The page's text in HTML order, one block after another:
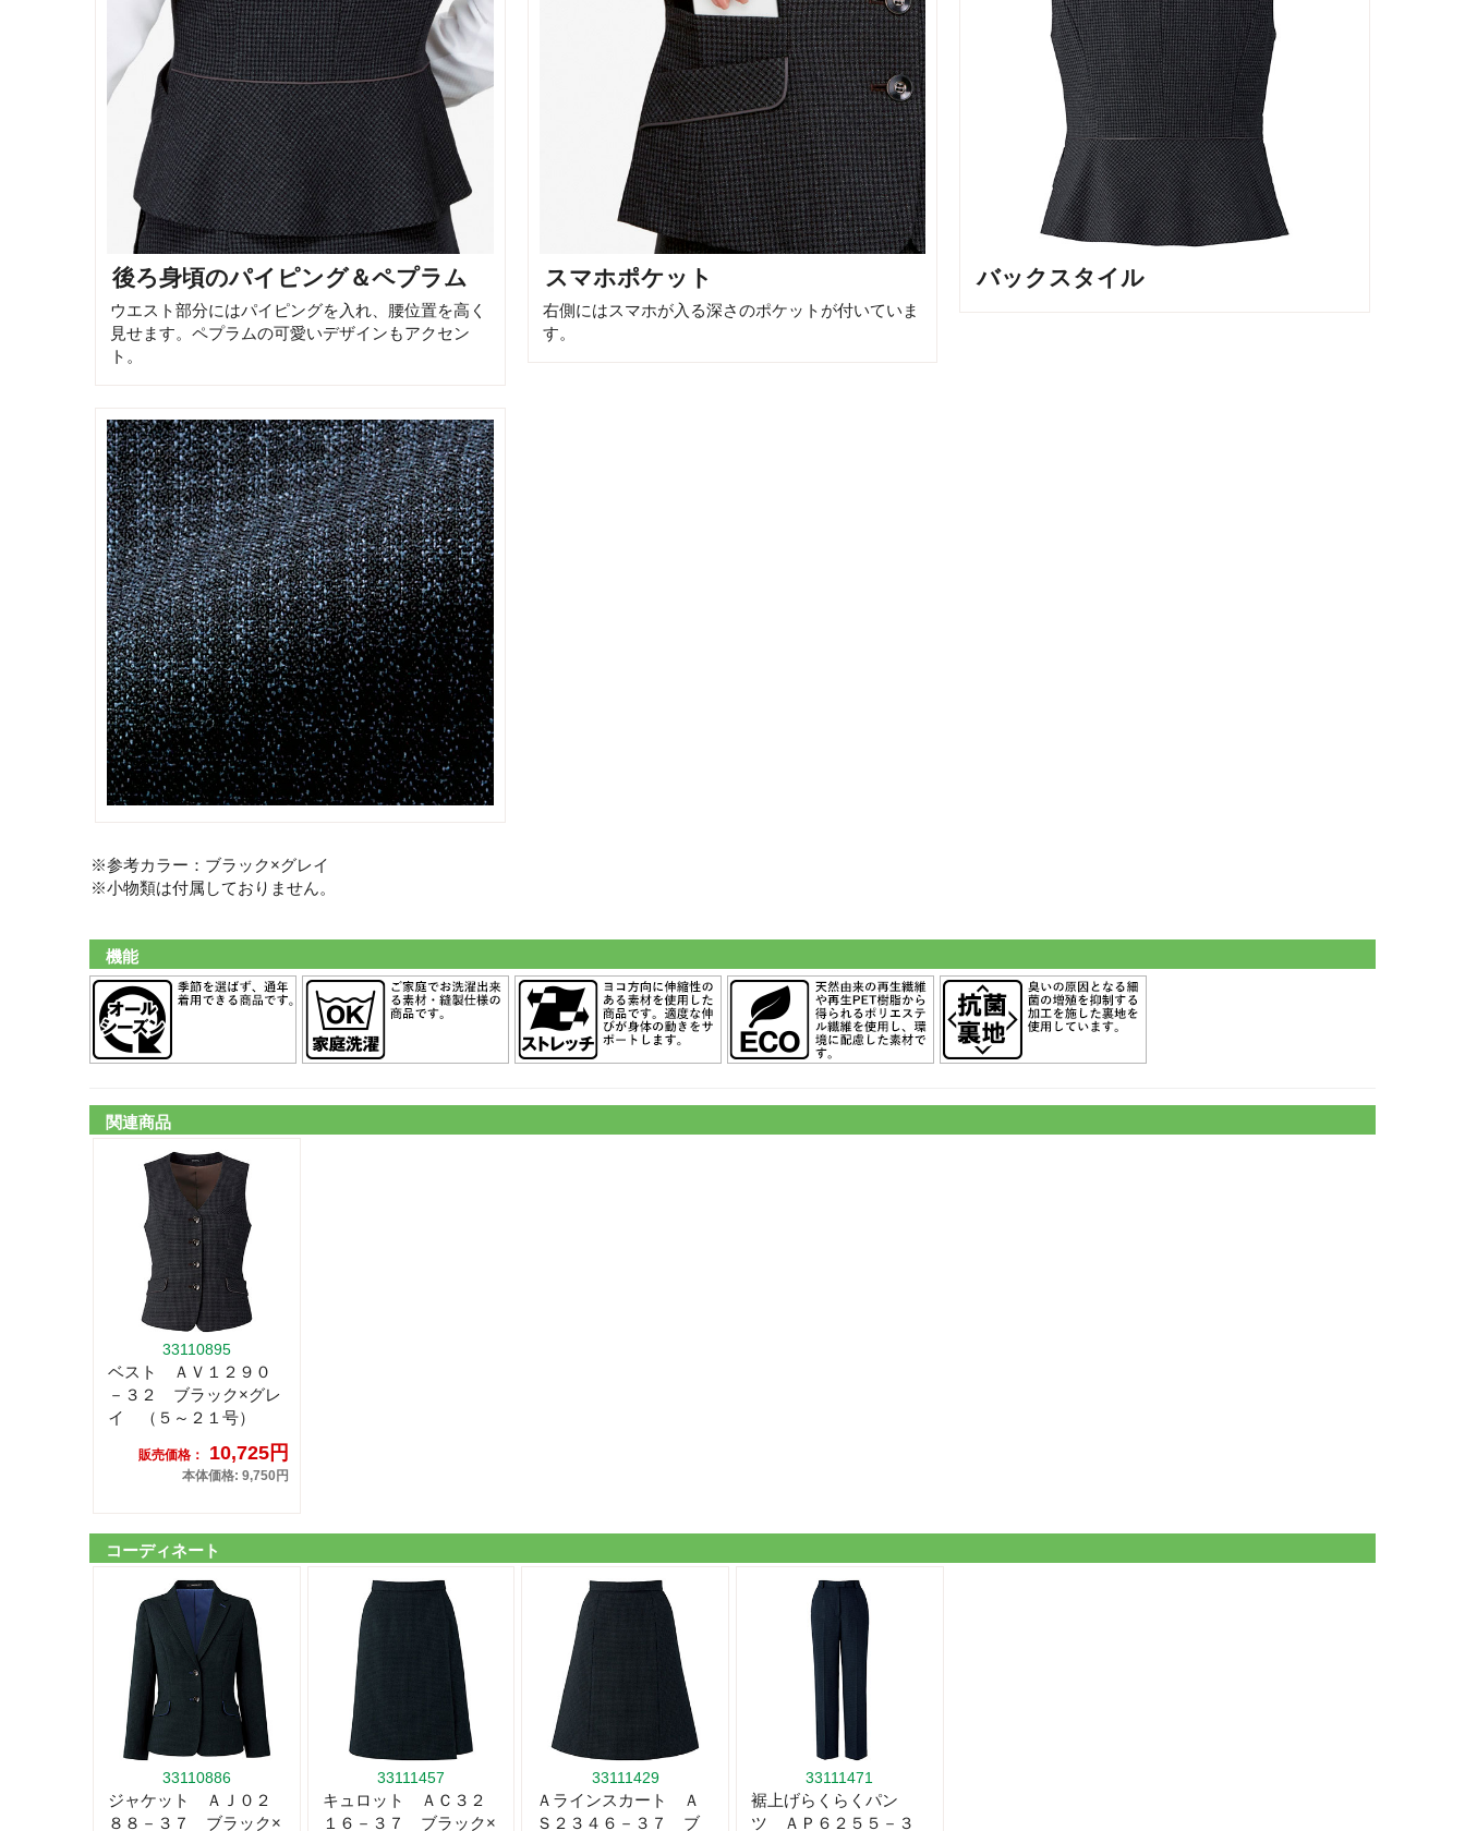
後ろ身頃のパイピング＆ペプラム
ウエスト部分にはパイピングを入れ、腰位置を高く
見せます。ペプラムの可愛いデザインもアクセン
ト。
スマホポケット
右側にはスマホが入る深さのポケットが付いていま
す。
バックスタイル
※参考カラー：ブラック×グレイ
※小物類は付属しておりません。
機能
関連商品
33110895
ベスト ＡＶ１２９０
－３２ ブラック×グレ
イ （５～２１号）
販売価格： 10,725円
本体価格: 9,750円
コーディネート
33110886
ジャケット ＡＪ０２
８８－３７ ブラック×
33111457
キュロット ＡＣ３２
１６－３７ ブラック×
33111429
Ａラインスカート Ａ
Ｓ２３４６－３７ ブ
33111471
裾上げらくらくパン
ツ ＡＰ６２５５－３